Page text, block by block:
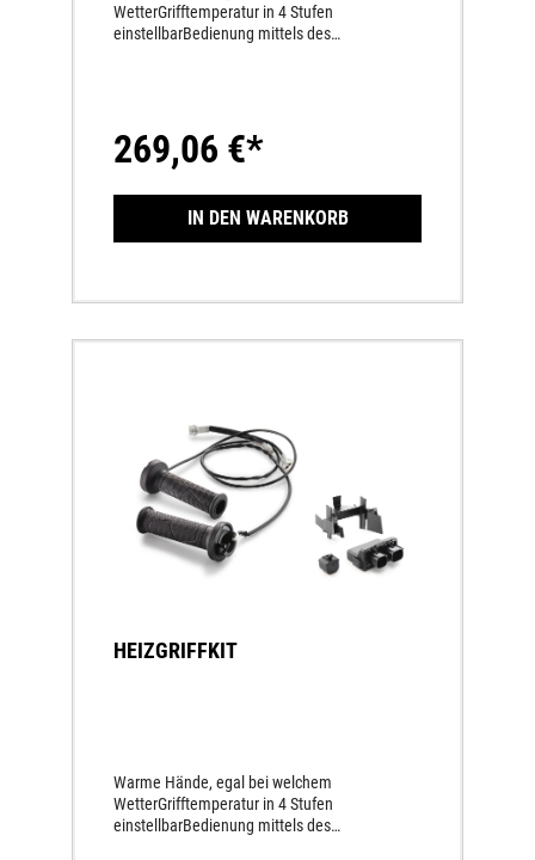
WetterGrifftemperatur in 4 Stufen
einstellbarBedienung mittels des
269,06 €*
IN DEN WARENKORB
HEIZGRIFFKIT
Warme Hände, egal bei welchem
WetterGrifftemperatur in 4 Stufen
einstellbarBedienung mittels des